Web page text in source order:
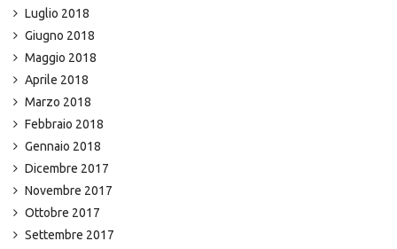
Luglio 2018
Giugno 2018
Maggio 2018
Aprile 2018
Marzo 2018
Febbraio 2018
Gennaio 2018
Dicembre 2017
Novembre 2017
Ottobre 2017
Settembre 2017